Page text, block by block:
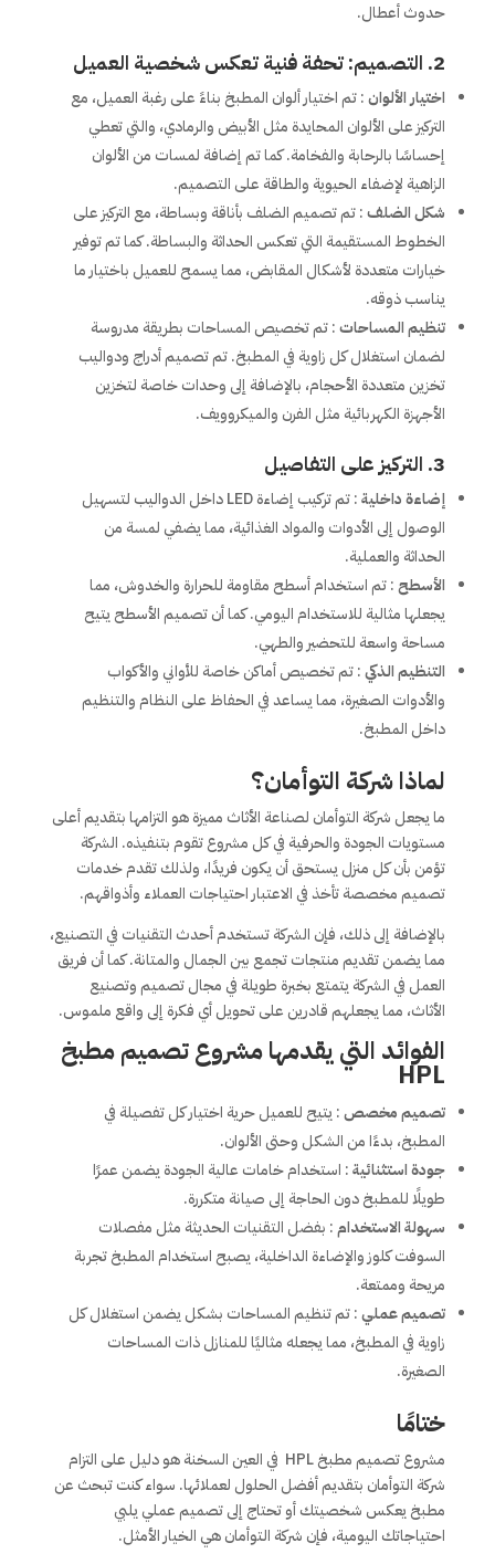
حدوث أعطال.
2. التصميم: تحفة فنية تعكس شخصية العميل
اختيار الألوان: تم اختيار ألوان المطبخ بناءً على رغبة العميل، مع
التركيز على الألوان المحايدة مثل الأبيض والرمادي، والتي تعطي
إحساسًا بالرحابة والفخامة. كما تم إضافة لمسات من الألوان
الزاهية لإضفاء الحيوية والطاقة على التصميم.
شكل الضلف: تم تصميم الضلف بأناقة وبساطة، مع التركيز على
الخطوط المستقيمة التي تعكس الحداثة والبساطة. كما تم توفير
خيارات متعددة لأشكال المقابض، مما يسمح للعميل باختيار ما
يناسب ذوقه.
تنظيم المساحات: تم تخصيص المساحات بطريقة مدروسة
لضمان استغلال كل زاوية في المطبخ. تم تصميم أدراج ودواليب
تخزين متعددة الأحجام، بالإضافة إلى وحدات خاصة لتخزين
الأجهزة الكهربائية مثل الفرن والميكروويف.
3. التركيز على التفاصيل
إضاءة داخلية
: تم تركيب إضاءة LED داخل الدواليب لتسهيل
الوصول إلى الأدوات والمواد الغذائية، مما يضفي لمسة من
الحداثة والعملية.
الأسطح: تم استخدام أسطح مقاومة للحرارة والخدوش، مما
يجعلها مثالية للاستخدام اليومي. كما أن تصميم الأسطح يتيح
مساحة واسعة للتحضير والطهي.
التنظيم الذكي: تم تخصيص أماكن خاصة للأواني والأكواب
والأدوات الصغيرة، مما يساعد في الحفاظ على النظام والتنظيم
داخل المطبخ.
لماذا شركة التوأمان؟
ما يجعل شركة التوأمان لصناعة الأثاث مميزة هو التزامها بتقديم أعلى
مستويات الجودة والحرفية في كل مشروع تقوم بتنفيذه. الشركة
تؤمن بأن كل منزل يستحق أن يكون فريدًا، ولذلك تقدم خدمات
تصميم مخصصة تأخذ في الاعتبار احتياجات العملاء وأذواقهم.
بالإضافة إلى ذلك، فإن الشركة تستخدم أحدث التقنيات في التصنيع،
مما يضمن تقديم منتجات تجمع بين الجمال والمتانة. كما أن فريق
العمل في الشركة يتمتع بخبرة طويلة في مجال تصميم وتصنيع
الأثاث، مما يجعلهم قادرين على تحويل أي فكرة إلى واقع ملموس.
الفوائد التي يقدمها مشروع تصميم مطبخ
HPL
تصميم مخصص: يتيح للعميل حرية اختيار كل تفصيلة في
المطبخ، بدءًا من الشكل وحتى الألوان.
جودة استثنائية: استخدام خامات عالية الجودة يضمن عمرًا
طويلًا للمطبخ دون الحاجة إلى صيانة متكررة.
سهولة الاستخدام: بفضل التقنيات الحديثة مثل مفصلات
السوفت كلوز والإضاءة الداخلية، يصبح استخدام المطبخ تجربة
مريحة وممتعة.
تصميم عملي: تم تنظيم المساحات بشكل يضمن استغلال كل
زاوية في المطبخ، مما يجعله مثاليًا للمنازل ذات المساحات
الصغيرة.
ختامًا
مشروع تصميم مطبخ HPL في العين السخنة هو دليل على التزام
شركة التوأمان بتقديم أفضل الحلول لعملائها. سواء كنت تبحث عن
مطبخ يعكس شخصيتك أو تحتاج إلى تصميم عملي يلبي
احتياجاتك اليومية، فإن شركة التوأمان هي الخيار الأمثل.